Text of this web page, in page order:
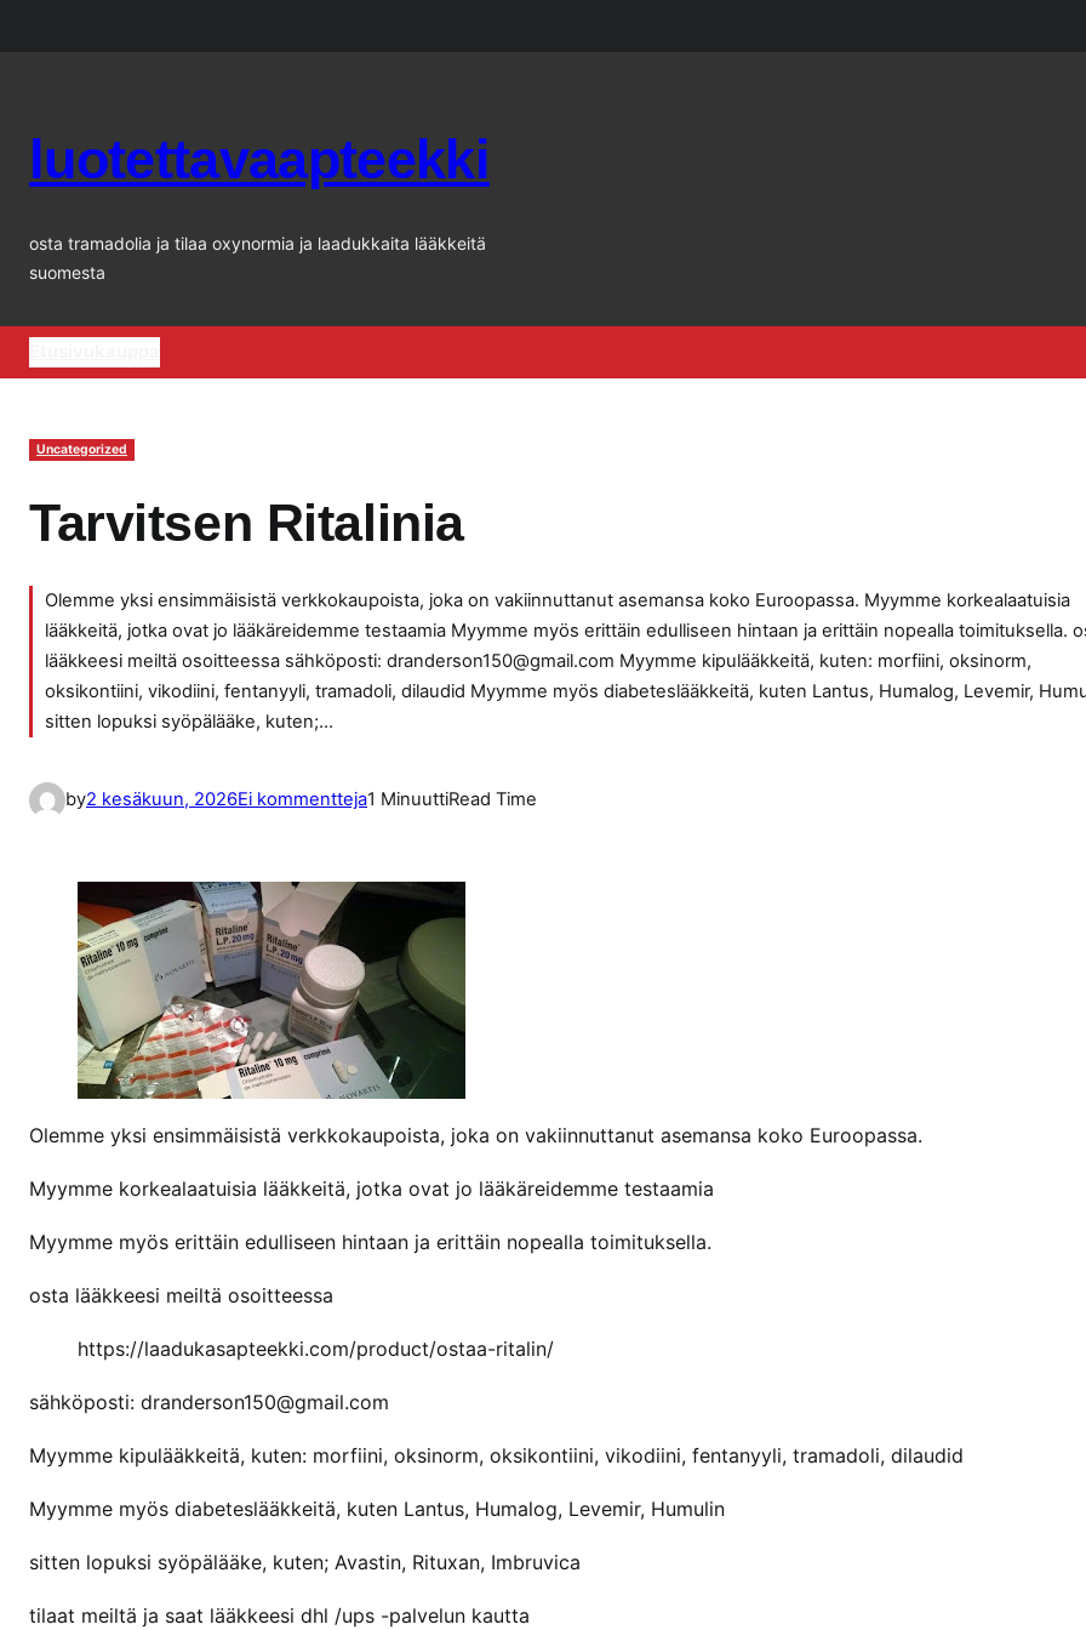
luotettavaapteekki
osta tramadolia ja tilaa oxynormia ja laadukkaita lääkkeitä
suomesta
Uncategorized
Tarvitsen Ritalinia
Olemme yksi ensimmäisistä verkkokaupoista, joka on vakiinnuttanut asemansa koko Euroopassa. Myymme korkealaatuisia
lääkkeitä, jotka ovat jo lääkäreidemme testaamia Myymme myös erittäin edulliseen hintaan ja erittäin nopealla toimituksella.
lääkkeesi meiltä osoitteessa sähköposti: dranderson150@gmail.com Myymme kipulääkkeitä, kuten: morfiini, oksinorm,
oksikontiini, vikodiini, fentanyyli, tramadoli, dilaudid Myymme myös diabeteslääkkeitä, kuten Lantus, Humalog, Levemir,
sitten lopuksi syöpälääke, kuten;…
by2 kesäkuun, 2026Ei kommenttejaa
i
l
i
n
T
r
i
e
R
t
i
i
1 MinuuttiRead Time
Olemme yksi ensimmäisistä verkkokaupoista, joka on vakiinnuttanut asemansa koko Euroopassa.
Myymme korkealaatuisia lääkkeitä, jotka ovat jo lääkäreidemme testaamia
Myymme myös erittäin edulliseen hintaan ja erittäin nopealla toimituksella.
osta lääkkeesi meiltä osoitteessa
https://laadukasapteekki.com/product/ostaa-ritalin/
sähköposti: dranderson150@gmail.com
Myymme kipulääkkeitä, kuten: morfiini, oksinorm, oksikontiini, vikodiini, fentanyyli, tramadoli, dilaudid
Myymme myös diabeteslääkkeitä, kuten Lantus, Humalog, Levemir, Humulin
sitten lopuksi syöpälääke, kuten; Avastin, Rituxan, Imbruvica
tilaat meiltä ja saat lääkkeesi dhl /ups -palvelun kautta